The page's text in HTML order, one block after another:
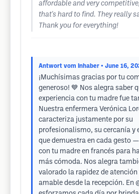
affordable and very
that's hard to find. They really
Thank you for everything!
Antwort vom Inhaber • June 16,
¡Muchísimas gracias por tu
generoso! 💙 Nos alegra saber
experiencia con tu madre fue
Nuestra enfermera Verónica
caracteriza justamente por su
profesionalismo, su cercanía y
que demuestra en cada gesto
con tu madre en francés para
más cómoda. Nos alegra
valorado la rapidez de atención
amable desde la recepción. En